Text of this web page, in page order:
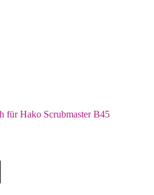
für Hako Scrubmaster B45